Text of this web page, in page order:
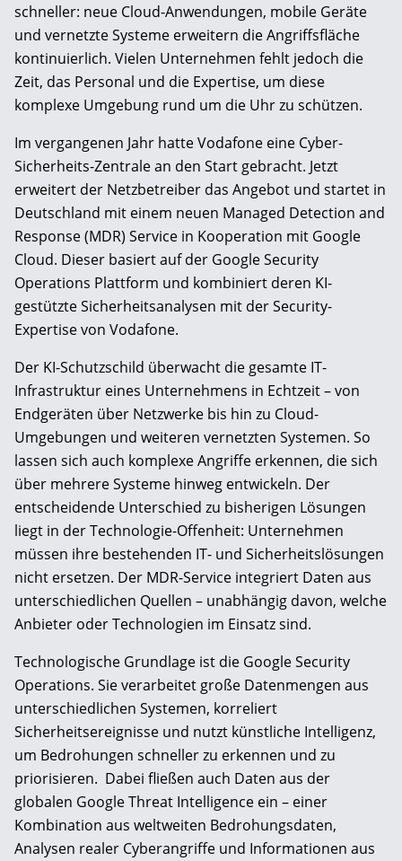
schneller: neue Cloud-Anwendungen, mobile Geräte
und vernetzte Systeme erweitern die Angriffsfläche
kontinuierlich. Vielen Unternehmen fehlt jedoch die
Zeit, das Personal und die Expertise, um diese
komplexe Umgebung rund um die Uhr zu schützen.
Im vergangenen Jahr hatte Vodafone eine Cyber-
Sicherheits-Zentrale an den Start gebracht. Jetzt
erweitert der Netzbetreiber das Angebot und startet in
Deutschland mit einem neuen Managed Detection and
Response (MDR) Service in Kooperation mit Google
Cloud. Dieser basiert auf der Google Security
Operations Plattform und kombiniert deren KI-
gestützte Sicherheitsanalysen mit der Security-
Expertise von Vodafone.
Der KI-Schutzschild überwacht die gesamte IT-
Infrastruktur eines Unternehmens in Echtzeit – von
Endgeräten über Netzwerke bis hin zu Cloud-
Umgebungen und weiteren vernetzten Systemen. So
lassen sich auch komplexe Angriffe erkennen, die sich
über mehrere Systeme hinweg entwickeln. Der
entscheidende Unterschied zu bisherigen Lösungen
liegt in der Technologie-Offenheit: Unternehmen
müssen ihre bestehenden IT- und Sicherheitslösungen
nicht ersetzen. Der MDR-Service integriert Daten aus
unterschiedlichen Quellen – unabhängig davon, welche
Anbieter oder Technologien im Einsatz sind.
Technologische Grundlage ist die Google Security
Operations. Sie verarbeitet große Datenmengen aus
unterschiedlichen Systemen, korreliert
Sicherheitsereignisse und nutzt künstliche Intelligenz,
um Bedrohungen schneller zu erkennen und zu
priorisieren. Dabei fließen auch Daten aus der
globalen Google Threat Intelligence ein – einer
Kombination aus weltweiten Bedrohungsdaten,
Analysen realer Cyberangriffe und Informationen aus